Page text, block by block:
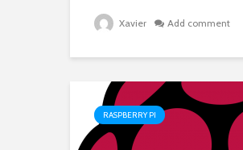
Xavier Add comment
RASPBERRY PI